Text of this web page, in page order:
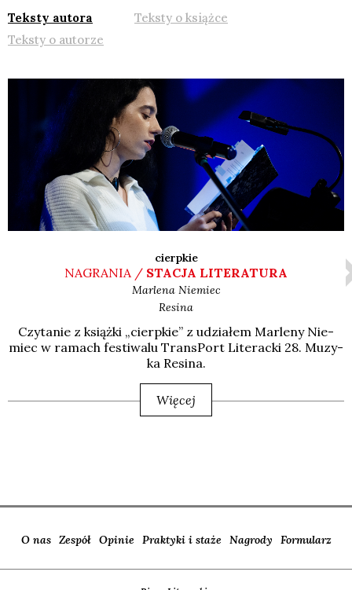
Teksty autora
Teksty o książce
Teksty o autorze
cierpkie
NAGRANIA / STACJA LITERATURA
Marlena Niemiec
Resina
Czy­ta­nie z książ­ki „cierp­kie” z udzia­łem Mar­le­ny Nie­
miec w ramach festi­wa­lu Trans­Port Lite­rac­ki 28. Muzy­
ka Resi­na.
Więcej
O nas Zespół Opinie Praktyki i staże Nagrody Formularz